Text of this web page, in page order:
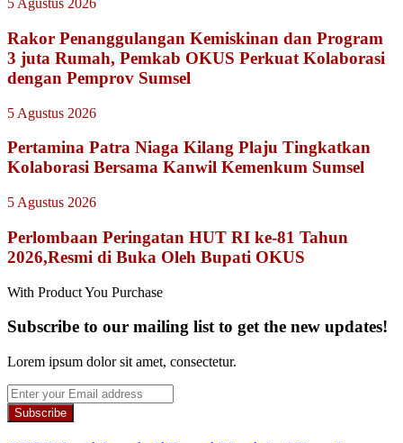
5 Agustus 2026
Rakor Penanggulangan Kemiskinan dan Program
3 juta Rumah, Pemkab OKUS Perkuat Kolaborasi
dengan Pemprov Sumsel
5 Agustus 2026
Pertamina Patra Niaga Kilang Plaju Tingkatkan
Kolaborasi Bersama Kanwil Kemenkum Sumsel
5 Agustus 2026
Perlombaan Peringatan HUT RI ke-81 Tahun
2026,Resmi di Buka Oleh Bupati OKUS
With Product You Purchase
Subscribe to our mailing list to get the new updates!
Lorem ipsum dolor sit amet, consectetur.
Enter
your
Email
address